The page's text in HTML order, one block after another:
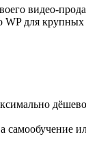
видео-
для крупных
самообучение